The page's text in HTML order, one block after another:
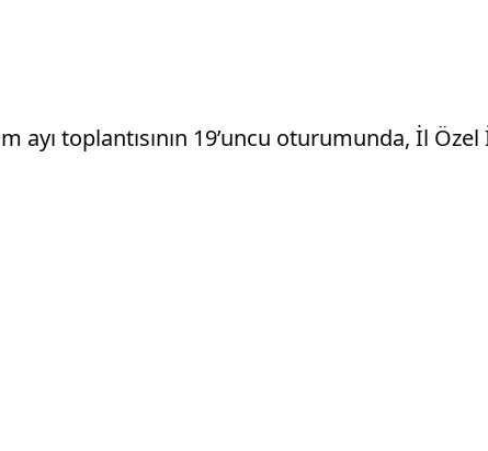
ayı toplantısının 19’uncu oturumunda, İl Özel